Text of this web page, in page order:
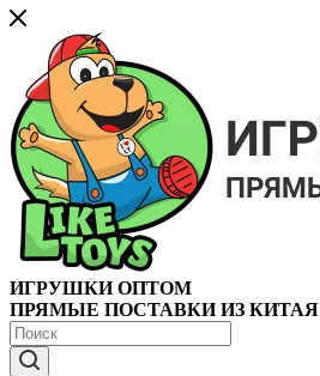
ИГРУШКИ ОПТОМ
ПРЯМЫЕ ПОСТАВКИ ИЗ КИТАЯ